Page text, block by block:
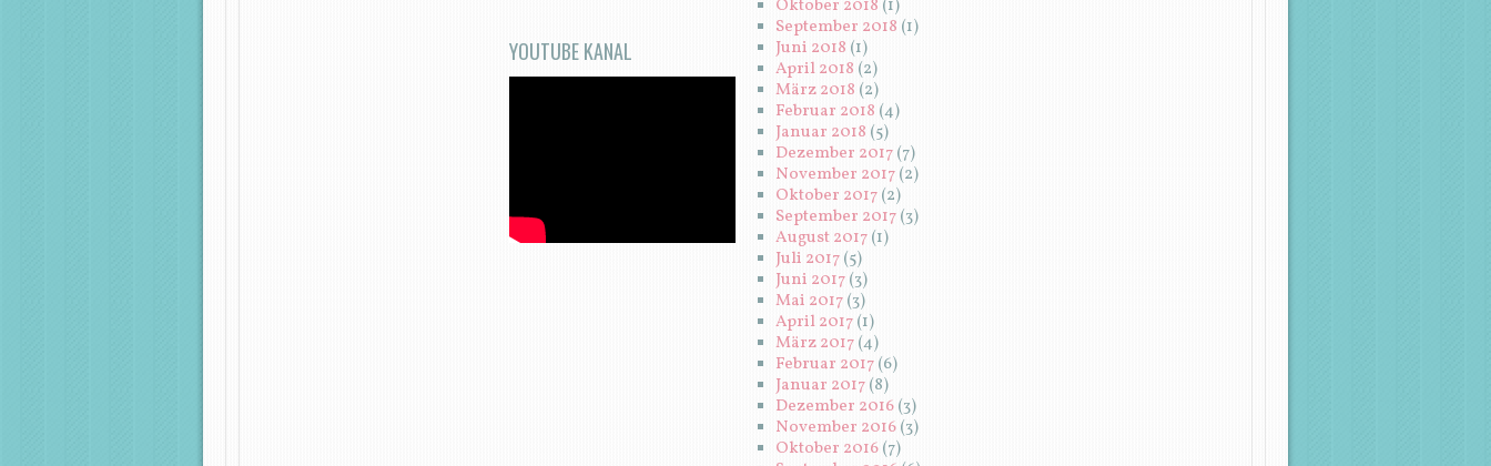
YOUTUBE KANAL
Oktober 2018 (1)
September 2018 (1)
Juni 2018 (1)
April 2018 (2)
März 2018 (2)
Februar 2018 (4)
Januar 2018 (5)
Dezember 2017(7)
November 2017(2)
Oktober 2017(2)
September 2017(3)
August 2017(1)
Juli 2017(5)
Juni 2017(3)
Mai 2017(3)
April 2017(1)
März 2017(4)
Februar 2017(6)
Januar 2017(8)
Dezember 2016(3)
November 2016(3)
Oktober 2016(7)